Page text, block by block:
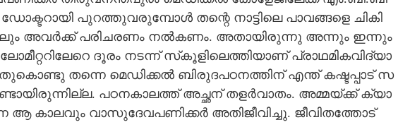
പു​റ​ത്തു​വ​രു​മ്പോ​ൾ​ ത​ന്റെ​ നാ​ട്ടി​ലെ​ പാ​വ​ങ്ങ​ളെ​ ചി​കി​
അ​വ​ർ​ക്ക് പ​രി​ച​ര​ണം​ ന​ൽ​ക​ണം​. അ​താ​യി​രു​ന്നു​ അ​ന്നും​ ഇ​ന്നും​
ദൂ​രം​ ന​ട​ന്ന് സ്‌​കൂ​ളി​ലെ​ത്തി​യാ​ണ് പ്രാ​ഥ​മി​ക​വി​ദ്യാ​
ത​ന്നെ​ മെ​ഡി​ക്ക​ൽ​ ബി​രു​ദ​പ​ഠ​ന​ത്തി​ന് എ​ന്ത് ക​ഷ്ട​പ്പാ​ട് സ​
പ​ഠ​ന​കാ​ല​ത്ത് അ​ച്ഛ​ന് ത​ള​ർ​വാ​തം​. അ​മ്മ​യ്ക്ക് ക്യാ​
കാ​ല​വും​ വാ​സു​ദേ​വ​പ​ണി​ക്ക​ർ​ അ​തി​ജീ​വി​ച്ചു​. ജീ​വി​ത​ത്തോ​ട്